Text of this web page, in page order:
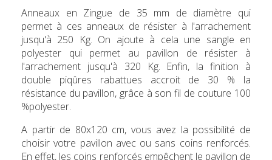
Anneaux en Zingue de 35 mm de diamètre qui
permet à ces anneaux de résister à l'arrachement
jusqu'à 250 Kg. On ajoute à cela une sangle en
polyester qui permet au pavillon de résister à
l'arrachement jusqu'à 320 Kg. Enfin, la finition à
double piqûres rabattues accroit de 30 % la
résistance du pavillon, grâce à son fil de couture 100
%polyester.
A partir de 80x120 cm, vous avez la possibilité de
choisir votre pavillon avec ou sans coins renforcés.
En effet, les coins renforcés empêchent le pavillon de